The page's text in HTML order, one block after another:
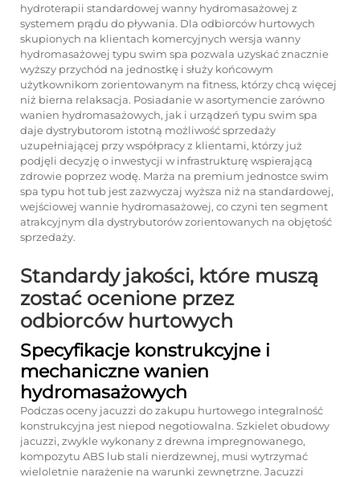
hydroterapii standardowej wanny hydromasażowej z
systemem prądu do pływania. Dla odbiorców hurtowych
skupionych na klientach komercyjnych wersja wanny
hydromasażowej typu swim spa pozwala uzyskać znacznie
wyższy przychód na jednostkę i służy końcowym
użytkownikom zorientowanym na fitness, którzy chcą więcej
niż bierna relaksacja. Posiadanie w asortymencie zarówno
wanien hydromasażowych, jak i urządzeń typu swim spa
daje dystrybutorom istotną możliwość sprzedaży
uzupełniającej przy współpracy z klientami, którzy już
podjęli decyzję o inwestycji w infrastrukturę wspierającą
zdrowie poprzez wodę. Marża na premium jednostce swim
spa typu hot tub jest zazwyczaj wyższa niż na standardowej,
wejściowej wannie hydromasażowej, co czyni ten segment
atrakcyjnym dla dystrybutorów zorientowanych na objętość
sprzedaży.
Standardy jakości, które muszą
zostać ocenione przez
odbiorców hurtowych
Specyfikacje konstrukcyjne i
mechaniczne wanien
hydromasażowych
Podczas oceny jacuzzi do zakupu hurtowego integralność
konstrukcyjna jest niepod negotiowalna. Szkielet obudowy
jacuzzi, zwykle wykonany z drewna impregnowanego,
kompozytu ABS lub stali nierdzewnej, musi wytrzymać
wieloletnie narażenie na warunki zewnętrzne. Jacuzzi